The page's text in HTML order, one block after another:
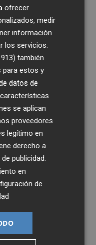
ofrecer
medir
información
los servicios.
también
para estos y
datos de
se aplican
proveedores
legítimo en
derecho a
publicidad.
en
de